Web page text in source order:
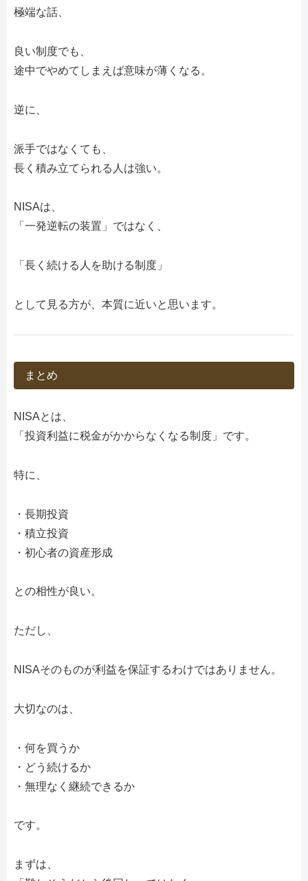
極端な話、
良い制度でも、
途中でやめてしまえば意味が薄くなる。
逆に、
派手ではなくても、
長く積み立てられる人は強い。
NISAは、
「一発逆転の装置」ではなく、
「長く続ける人を助ける制度」
として見る方が、本質に近いと思います。
まとめ
NISAとは、
「投資利益に税金がかからなくなる制度」です。
特に、
・長期投資
・積立投資
・初心者の資産形成
との相性が良い。
ただし、
NISAそのものが利益を保証するわけではありません。
大切なのは、
・何を買うか
・どう続けるか
・無理なく継続できるか
です。
まずは、